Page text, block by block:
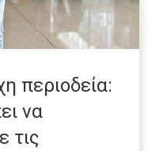
περιοδεία:
να
τις